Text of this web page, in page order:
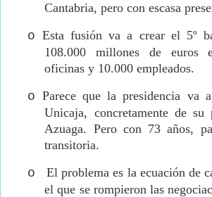
Cantabria, pero con escasa
o Esta fusión va a crear el 5º
108.000 millones de euros
oficinas y 10.000 empleados.
o Parece que la presidencia va
Unicaja, concretamente de su
Azuaga. Pero con 73 años,
transitoria.
o
El problema es la ecuación de
el que se rompieron las